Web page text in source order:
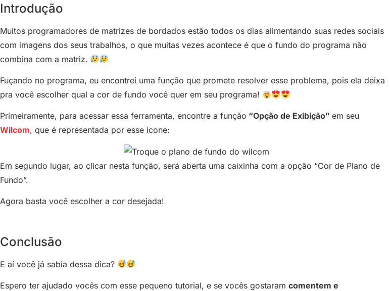
Introdução
Muitos programadores de matrizes de bordados estão todos os dias alimentando suas redes sociais
com imagens dos seus trabalhos, o que muitas vezes acontece é que o fundo do programa não
combina com a matriz.
Fuçando no programa, eu encontrei uma função que promete resolver esse problema, pois ela deixa
pra você escolher qual a cor de fundo você quer em seu programa!
Primeiramente, para acessar essa ferramenta, encontre a função “Opção de Exibição” em seu
Wilcom, que é representada por esse ícone:
Em segundo lugar, ao clicar nesta função, será aberta uma caixinha com a opção “Cor de Plano de
Fundo”.
Agora basta você escolher a cor desejada!
Conclusão
E aí você já sabia dessa dica?
Espero ter ajudado vocês com esse pequeno tutorial, e se vocês gostaram comentem e